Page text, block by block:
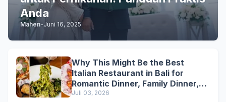
Anda
Mahen-Juni 16, 2025
Why This Might Be the Best
Italian Restaurant in Bali for
Romantic Dinner, Family Dinner,
and Business Lunch
Juli 03, 2026